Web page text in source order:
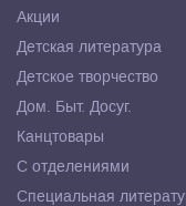
Акции
Детская литература
Детское творчество
Дом. Быт. Досуг.
Канцтовары
С отделениями
Специальная